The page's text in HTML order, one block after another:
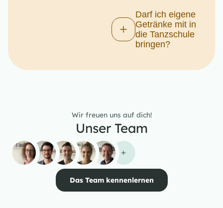
Darf ich eigene
Getränke mit in
die Tanzschule
bringen?
Wir freuen uns auf dich!
Unser Team
Das Team kennenlernen